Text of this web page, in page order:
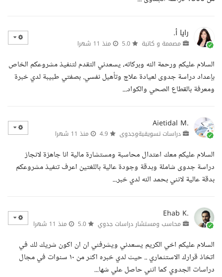
رايا أ.
مصممة و كاتبة منذ 11 شهرا
السلام عليكم ورحمة الله وبركاته، يسعدني التقدم لتنفيذ مشروعكم الخاص
بإعداد دراسة جدوى لعيادة علاج وتأهيل نفسي. بصفتي طبيبة لدي خبرة
ومعرفة بالقطاع الصحي والكواد...
Aietidal M.
دراسات تسويقيةوجدوى منذ 11 شهرا
السلام عليكم معك اعتدال محاسبة ومستشارة مالية انا جاهزة لانجاز
دراسة جدوى شاملة وبدقة وجودة عالية باللغتين اعرف تنفيذ مشروعكم
بدقة عالية لانني بحمد الله لدي خبر...
Ehab K.
محاسب ومستشار دراسات جدوي منذ 11 شهرا
السلام عليكم اخي الكريم يسعدني ويشرفني ان ان اكون شريك لك في
اتخاذ قرارك الاستثماري .. حيث لدي خبره اكثر من ١٠ سنوات في مجال
دراسات الجدوي كما انني حاصل علي شها...